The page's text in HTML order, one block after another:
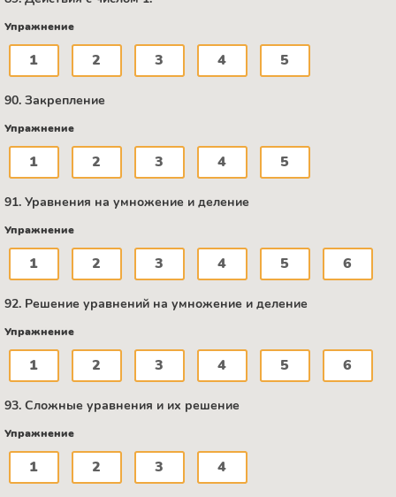
Упражнение
1 2 3 4 5
90. Закрепление
Упражнение
1 2 3 4 5
91. Уравнения на умножение и деление
Упражнение
1 2 3 4 5 6
92. Решение уравнений на умножение и деление
Упражнение
1 2 3 4 5 6
93. Сложные уравнения и их решение
Упражнение
1 2 3 4